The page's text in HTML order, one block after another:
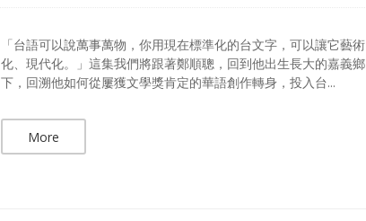
「台語可以說萬事萬物，你用現在標準化的台文字，可以讓它藝術
化、現代化。」這集我們將跟著鄭順聰，回到他出生長大的嘉義鄉
下，回溯他如何從屢獲文學獎肯定的華語創作轉身，投入台...
More